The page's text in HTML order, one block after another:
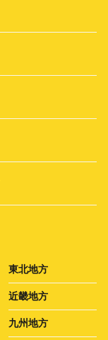
東北地方
近畿地方
九州地方